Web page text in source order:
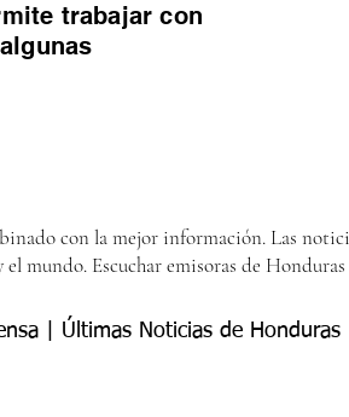
trabajar con
con la mejor información. Las
mundo. Escuchar emisoras de
| Últimas Noticias de Honduras